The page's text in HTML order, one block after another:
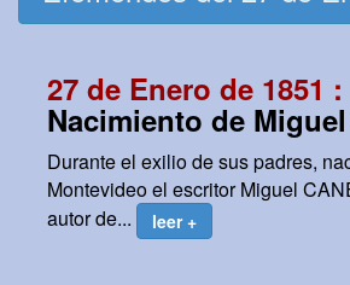
27 de Enero de 1851 :
Nacimiento de
Durante el exilio de sus padres,
Montevideo el escritor Miguel
autor de...
leer +